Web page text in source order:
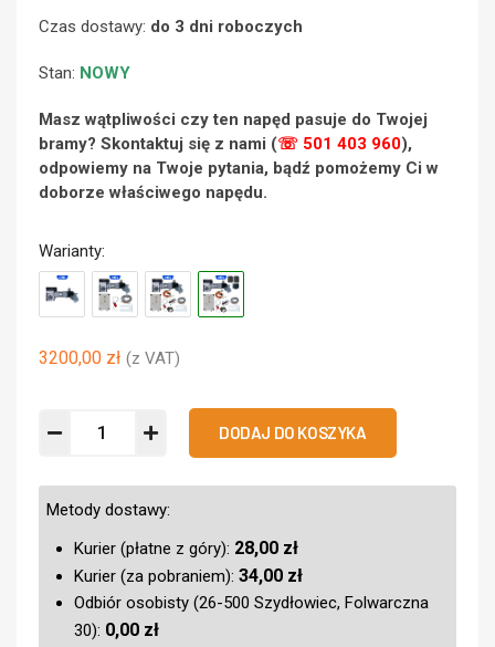
Czas dostawy: do 3 dni roboczych
Stan: NOWY
Masz wątpliwości czy ten napęd pasuje do Twojej
bramy? Skontaktuj się z nami (☏ 501 403 960),
odpowiemy na Twoje pytania, bądź pomożemy Ci w
doborze właściwego napędu.
Warianty:
3200,00 zł (z VAT)
DODAJ DO KOSZYKA
Metody dostawy:
Kurier (płatne z góry): 28,00 zł
Kurier (za pobraniem): 34,00 zł
Odbiór osobisty (26-500 Szydłowiec, Folwarczna
30): 0,00 zł